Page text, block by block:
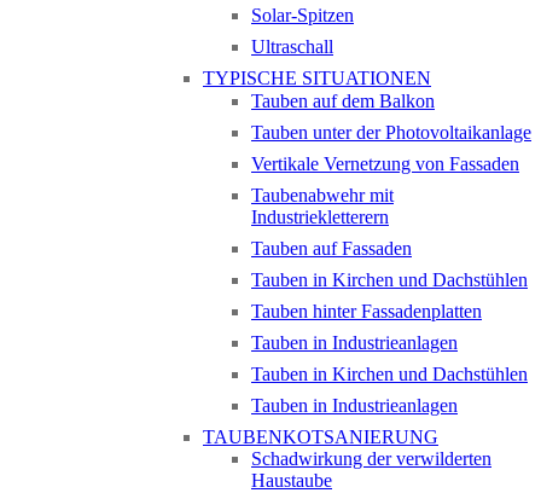
Solar-Spitzen
Ultraschall
TYPISCHE SITUATIONEN
Tauben auf dem Balkon
Tauben unter der Photovoltaikanlage
Vertikale Vernetzung von Fassaden
Taubenabwehr mit
Industriekletterern
Tauben auf Fassaden
Tauben in Kirchen und Dachstühlen
Tauben hinter Fassadenplatten
Tauben in Industrieanlagen
Tauben in Kirchen und Dachstühlen
Tauben in Industrieanlagen
TAUBENKOTSANIERUNG
Schadwirkung der verwilderten
Haustaube